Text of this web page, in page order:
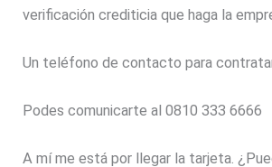
verificación crediticia que haga la
Un teléfono de contacto para
Podes comunicarte al 0810 333 6666
A mí me está por llegar la tarjeta.